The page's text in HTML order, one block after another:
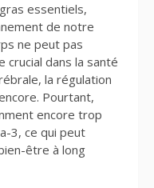
essentiels,
de notre
ne peut pas
crucial dans la santé
la régulation
Pourtant,
encore trop
3, ce qui peut
être à long